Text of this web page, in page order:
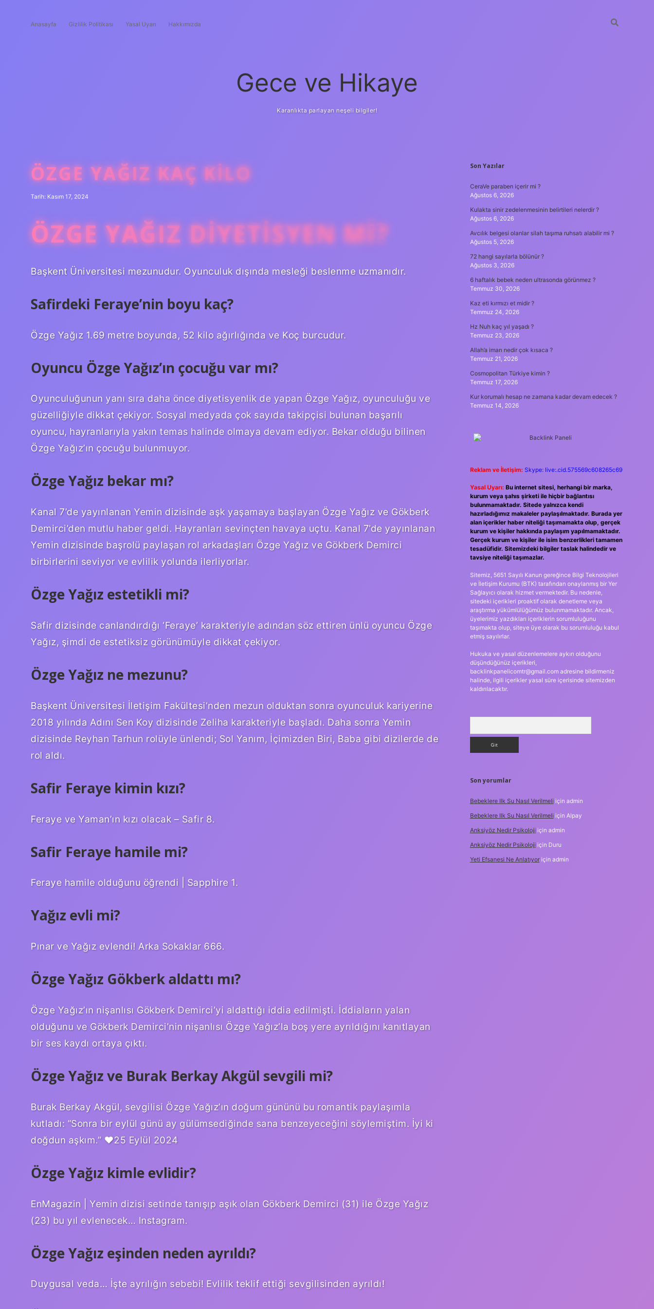
Anasayfa Gizlilik Politikası Yasal Uyarı Hakkımızda
Gece ve Hikaye
Karanlıkta parlayan neşeli bilgiler!
ÖZGE YAĞIZ KAÇ KILO
Tarih: Kasım 17, 2024
ÖZGE YAĞIZ DIYETISYEN MI?
Başkent Üniversitesi mezunudur. Oyunculuk dışında mesleği beslenme uzmanıdır.
Safirdeki Feraye’nin boyu kaç?
Özge Yağız 1.69 metre boyunda, 52 kilo ağırlığında ve Koç burcudur.
Oyuncu Özge Yağız’ın çocuğu var mı?
Oyunculuğunun yanı sıra daha önce diyetisyenlik de yapan Özge Yağız, oyunculuğu ve
güzelliğiyle dikkat çekiyor. Sosyal medyada çok sayıda takipçisi bulunan başarılı
oyuncu, hayranlarıyla yakın temas halinde olmaya devam ediyor. Bekar olduğu bilinen
Özge Yağız’ın çocuğu bulunmuyor.
Özge Yağız bekar mı?
Kanal 7’de yayınlanan Yemin dizisinde aşk yaşamaya başlayan Özge Yağız ve Gökberk
Demirci’den mutlu haber geldi. Hayranları sevinçten havaya uçtu. Kanal 7’de yayınlanan
Yemin dizisinde başrolü paylaşan rol arkadaşları Özge Yağız ve Gökberk Demirci
birbirlerini seviyor ve evlilik yolunda ilerliyorlar.
Özge Yağız estetikli mi?
Safir dizisinde canlandırdığı ‘Feraye’ karakteriyle adından söz ettiren ünlü oyuncu Özge
Yağız, şimdi de estetiksiz görünümüyle dikkat çekiyor.
Özge Yağız ne mezunu?
Başkent Üniversitesi İletişim Fakültesi’nden mezun olduktan sonra oyunculuk kariyerine
2018 yılında Adını Sen Koy dizisinde Zeliha karakteriyle başladı. Daha sonra Yemin
dizisinde Reyhan Tarhun rolüyle ünlendi; Sol Yanım, İçimizden Biri, Baba gibi dizilerde de
rol aldı.
Safir Feraye kimin kızı?
Feraye ve Yaman’ın kızı olacak – Safir 8.
Safir Feraye hamile mi?
Feraye hamile olduğunu öğrendi | Sapphire 1.
Yağız evli mi?
Pınar ve Yağız evlendi! Arka Sokaklar 666.
Özge Yağız Gökberk aldattı mı?
Özge Yağız’ın nişanlısı Gökberk Demirci’yi aldattığı iddia edilmişti. İddiaların yalan
olduğunu ve Gökberk Demirci’nin nişanlısı Özge Yağız’la boş yere ayrıldığını kanıtlayan
bir ses kaydı ortaya çıktı.
Özge Yağız ve Burak Berkay Akgül sevgili mi?
Burak Berkay Akgül, sevgilisi Özge Yağız’ın doğum gününü bu romantik paylaşımla
kutladı: “Sonra bir eylül günü ay gülümsediğinde sana benzeyeceğini söylemiştim. İyi ki
doğdun aşkım.” ♥️25 Eylül 2024
Özge Yağız kimle evlidir?
EnMagazin | Yemin dizisi setinde tanışıp aşık olan Gökberk Demirci (31) ile Özge Yağız
(23) bu yıl evlenecek… Instagram.
Özge Yağız eşinden neden ayrıldı?
Duygusal veda… İşte ayrılığın sebebi! Evlilik teklif ettiği sevgilisinden ayrıldı!
SIDEBAR
Son Yazılar
CeraVe paraben içerir mi ?
Ağustos 6, 2026
Kulakta sinir zedelenmesinin belirtileri nelerdir ?
Ağustos 6, 2026
Avcılık belgesi olanlar silah taşıma ruhsatı alabilir mi ?
Ağustos 5, 2026
72 hangi sayılarla bölünür ?
Ağustos 3, 2026
6 haftalık bebek neden ultrasonda görünmez ?
Temmuz 30, 2026
Kaz eti kırmızı et midir ?
Temmuz 24, 2026
Hz Nuh kaç yıl yaşadı ?
Temmuz 23, 2026
Allah’a iman nedir çok kısaca ?
Temmuz 21, 2026
Cosmopolitan Türkiye kimin ?
Temmuz 17, 2026
Kur korumalı hesap ne zamana kadar devam edecek ?
Temmuz 14, 2026
Reklam ve İletişim: Skype: live:.cid.575569c608265c69
Yasal Uyarı: Bu internet sitesi, herhangi bir marka,
kurum veya şahıs şirketi ile hiçbir bağlantısı
bulunmamaktadır. Sitede yalnızca kendi
hazırladığımız makaleler paylaşılmaktadır. Burada yer
alan içerikler haber niteliği taşımamakta olup, gerçek
kurum ve kişiler hakkında paylaşım yapılmamaktadır.
Gerçek kurum ve kişiler ile isim benzerlikleri tamamen
tesadüfidir. Sitemizdeki bilgiler taslak halindedir ve
tavsiye niteliği taşımazlar.
Sitemiz, 5651 Sayılı Kanun gereğince Bilgi Teknolojileri
ve İletişim Kurumu (BTK) tarafından onaylanmış bir Yer
Sağlayıcı olarak hizmet vermektedir. Bu nedenle,
sitedeki içerikleri proaktif olarak denetleme veya
araştırma yükümlülüğümüz bulunmamaktadır. Ancak,
üyelerimiz yazdıkları içeriklerin sorumluluğunu
taşımakta olup, siteye üye olarak bu sorumluluğu kabul
etmiş sayılırlar.
Hukuka ve yasal düzenlemelere aykırı olduğunu
düşündüğünüz içerikleri,
backlinkpanelicomtr@gmail.comadresine bildirmeniz
halinde, ilgili içerikler yasal süre içerisinde sitemizden
kaldırılacaktır.
Son yorumlar
Bebeklere Ilk Su Nasıl Verilmeli için admin
Bebeklere Ilk Su Nasıl Verilmeli için Alpay
Anksiyöz Nedir Psikoloji için admin
Anksiyöz Nedir Psikoloji için Duru
Yeti Efsanesi Ne Anlatıyoriçin admin